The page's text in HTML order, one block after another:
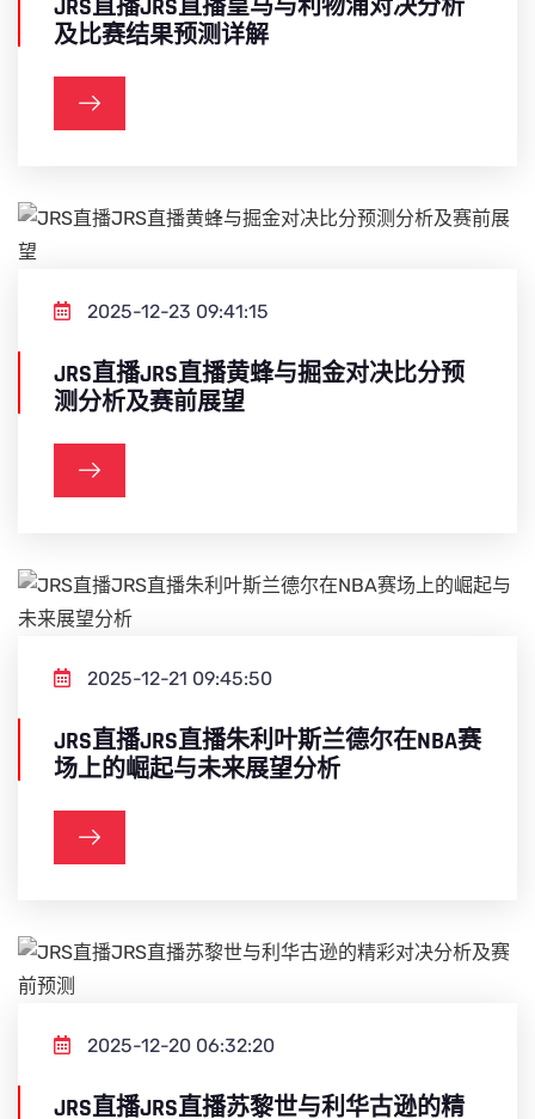
JRS直播JRS直播皇马与利物浦对决分析
及比赛结果预测详解
2025-12-23 09:41:15
JRS直播JRS直播黄蜂与掘金对决比分预
测分析及赛前展望
2025-12-21 09:45:50
JRS直播JRS直播朱利叶斯兰德尔在NBA赛
场上的崛起与未来展望分析
2025-12-20 06:32:20
JRS直播JRS直播苏黎世与利华古逊的精